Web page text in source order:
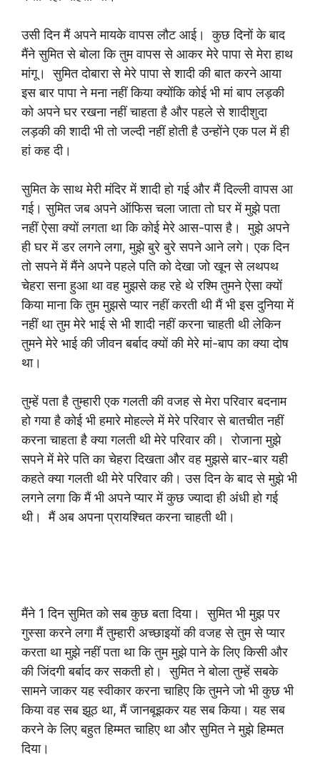
उसी दिन मैं अपने मायके वापस लौट आई। कुछ दिनों के बाद
मैंने सुमित से बोला कि तुम वापस से आकर मेरे पापा से मेरा हाथ
मांगू। सुमित दोबारा से मेरे पापा से शादी की बात करने आया
इस बार पापा ने मना नहीं किया क्योंकि कोई भी मां बाप लड़की
को अपने घर रखना नहीं चाहता है और पहले से शादीशुदा
लड़की की शादी भी तो जल्दी नहीं होती है उन्होंने एक पल में ही
हां कह दी।
सुमित के साथ मेरी मंदिर में शादी हो गई और मैं दिल्ली वापस आ
गई। सुमित जब अपने ऑफिस चला जाता तो घर में मुझे पता
नहीं ऐसा क्यों लगता था कि कोई मेरे आस-पास है। मुझे अपने
ही घर में डर लगने लगा, मुझे बुरे बुरे सपने आने लगे। एक दिन
तो सपने में मैंने अपने पहले पति को देखा जो खून से लथपथ
चेहरा सना हुआ था वह मुझसे कह रहे थे रश्मि तुमने ऐसा क्यों
किया माना कि तुम मुझसे प्यार नहीं करती थी मैं भी इस दुनिया में
नहीं था तुम मेरे भाई से भी शादी नहीं करना चाहती थी लेकिन
तुमने मेरे भाई की जीवन बर्बाद क्यों की मेरे मां-बाप का क्या दोष
था।
तुम्हें पता है तुम्हारी एक गलती की वजह से मेरा परिवार बदनाम
हो गया है कोई भी हमारे मोहल्ले में मेरे परिवार से बातचीत नहीं
करना चाहता है क्या गलती थी मेरे परिवार की। रोजाना मुझे
सपने में मेरे पति का चेहरा दिखता और वह मुझसे बार-बार यही
कहते क्या गलती थी मेरे परिवार की। उस दिन के बाद से मुझे भी
लगने लगा कि मैं भी अपने प्यार में कुछ ज्यादा ही अंधी हो गई
थी। मैं अब अपना प्रायश्चित करना चाहती थी।
मैंने 1 दिन सुमित को सब कुछ बता दिया। सुमित भी मुझ पर
गुस्सा करने लगा मैं तुम्हारी अच्छाइयों की वजह से तुम से प्यार
करता था मुझे नहीं पता था कि तुम मुझे पाने के लिए किसी और
की जिंदगी बर्बाद कर सकती हो। सुमित ने बोला तुम्हें सबके
सामने जाकर यह स्वीकार करना चाहिए कि तुमने जो भी कुछ भी
किया वह सब झूठ था, मैं जानबूझकर यह सब किया। यह सब
करने के लिए बहुत हिम्मत चाहिए था और सुमित ने मुझे हिम्मत
दिया।